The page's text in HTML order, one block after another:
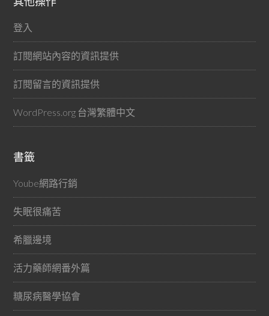
登入
訂閱網站內容的資訊提供
訂閱留言的資訊提供
WordPress.org 台灣繁體中文
書籤
Yoube網路行銷
失眠很痛苦
希臘邊境
活力藥師網番外篇
糖尿病醫學協會